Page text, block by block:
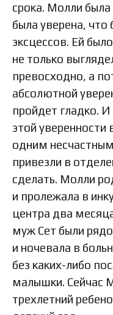
срока. Молли
была уверена, что
эксцессов. Ей
не только
превосходно, а
абсолютной
пройдет гладко.
этой
одним
привезли в
сделать. Молли
и пролежала в
центра два
муж Сет были
и ночевала в
без каких-либо
малышки. Сейчас
трехлетний